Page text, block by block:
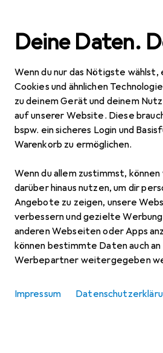
Deine Daten.
Wenn du nur das Nötigste
Cookies und ähnlichen
zu deinem Gerät und deinem
auf unserer Website. Diese
bspw. ein sicheres Login und
Warenkorb zu ermöglichen.
Wenn du allem zustimmst,
darüber hinaus nutzen, um dir
Angebote zu zeigen, unsere
verbessern und gezielte
anderen Webseiten oder Apps
können bestimmte Daten auch
Werbepartner weitergegeben
Impressum